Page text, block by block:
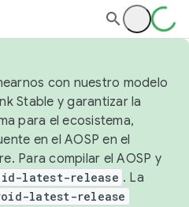
con nuestro modelo
Stable y garantizar la
para el ecosistema,
en el AOSP en el
Para compilar el AOSP y
latest-release . La
latest-release